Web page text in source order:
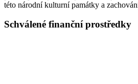
této národní kulturní památky a
Schválené finanční prostředky